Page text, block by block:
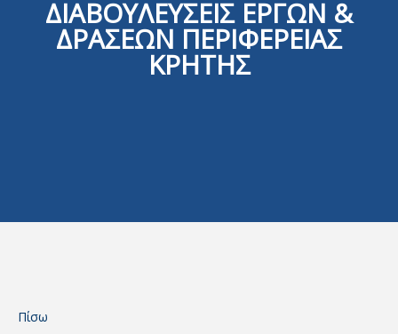
ΔΙΑΒΟΥΛΕΥΣΕΙΣ ΕΡΓΩΝ &
ΔΡΑΣΕΩΝ ΠΕΡΙΦΕΡΕΙΑΣ
ΚΡΗΤΗΣ
Πίσω